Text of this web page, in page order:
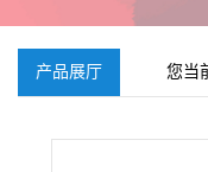
产品展厅 您当